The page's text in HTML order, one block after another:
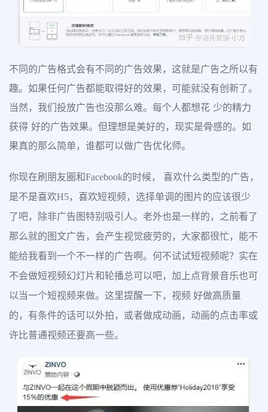
不同的广告格式会有不同的广告效果，这就是广告之所以有
趣。如果任何广告都能取得好的效果，可能就没有创新了。
当然，我们投放广告也没那么难。每个人都想花 少的精力
获得 好的广告效果。但理想是美好的，现实是骨感的。如
果真的那么简单，谁都可以做广告优化师。
你现在刷朋友圈和Facebook的时候， 喜欢什么类型的广告，
是不是喜欢H5，喜欢短视频，选择单调的图片的应该很少
了吧，除非广告图特别吸引人。老外也是一样的，之前看了
那么就的图文广告，会产生视觉疲劳的，大家都很忙，能不
能给我看到一个不一样的广告啊。何不试试短视频呢？实在
不会做短视频幻灯片和轮播总可以吧，加上点背景音乐也可
以当一个短视频来做。这里提醒一下，视频 好做高质量
的，有条件的话可以外拍，或者做成动画，动画的点击率或
许比普通视频还要高一些。